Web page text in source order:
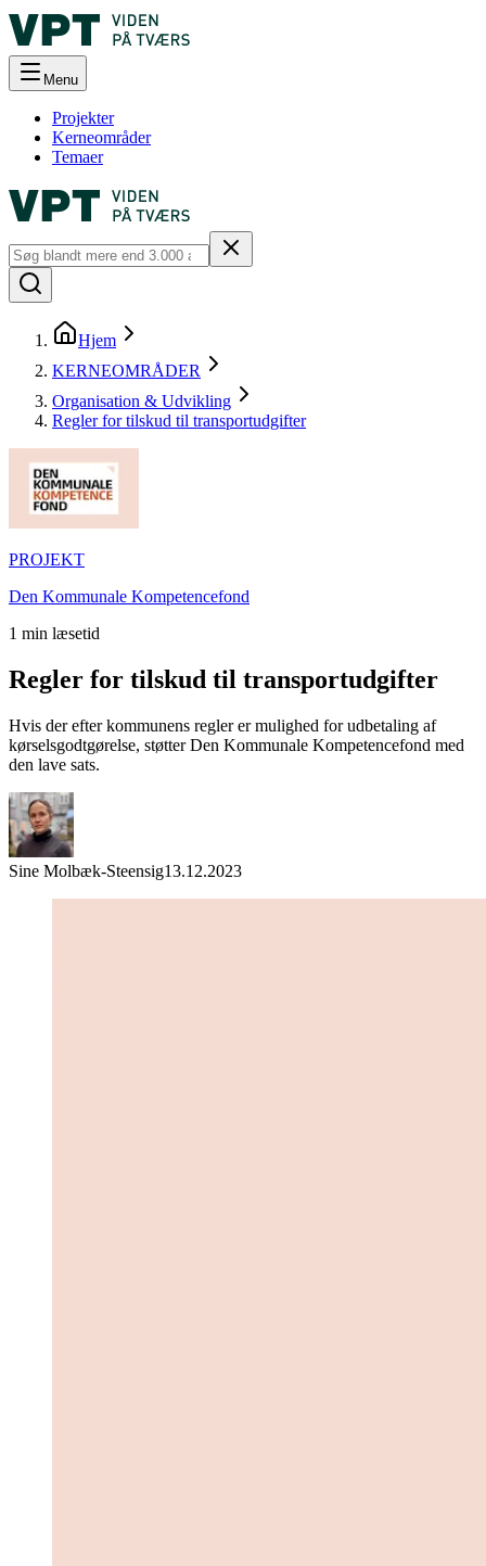
Menu
Projekter
Kerneområder
Temaer
Hjem
KERNEOMRÅDER
Organisation & Udvikling
Regler for tilskud til transportudgifter
PROJEKT
Den Kommunale Kompetencefond
1 min læsetid
Regler for tilskud til transportudgifter
Hvis der efter kommunens regler er mulighed for udbetaling af
kørselsgodtgørelse, støtter Den Kommunale Kompetencefond med
den lave sats.
Sine Molbæk-Steensig13.12.2023